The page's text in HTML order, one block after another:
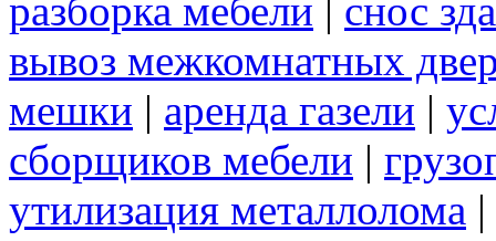
разборка мебели | снос
вывоз межкомнатных
мешки | аренда газели |
сборщиков мебели |
утилизация металлолома |